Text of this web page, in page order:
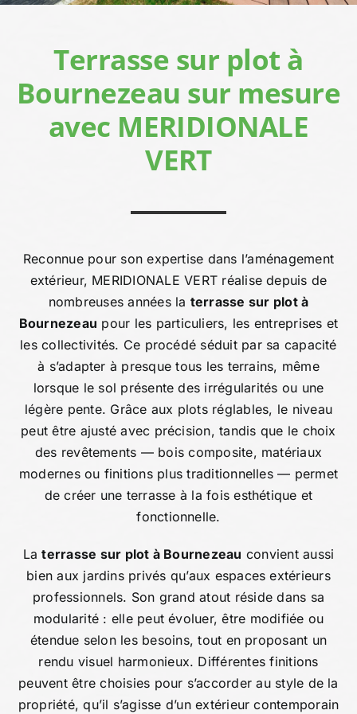
Devis
Terrasse sur plot à
Bournezeau sur mesure
avec MERIDIONALE
VERT
Reconnue pour son expertise dans l’aménagement
extérieur, MERIDIONALE VERT réalise depuis de
nombreuses années la terrasse sur plot à
Bournezeau pour les particuliers, les entreprises et
les collectivités. Ce procédé séduit par sa capacité
à s’adapter à presque tous les terrains, même
lorsque le sol présente des irrégularités ou une
légère pente. Grâce aux plots réglables, le niveau
peut être ajusté avec précision, tandis que le choix
des revêtements — bois composite, matériaux
modernes ou finitions plus traditionnelles — permet
de créer une terrasse à la fois esthétique et
fonctionnelle.
Laterrasse sur plot à Bournezeau convient aussi
bien aux jardins privés qu’aux espaces extérieurs
professionnels. Son grand atout réside dans sa
modularité : elle peut évoluer, être modifiée ou
étendue selon les besoins, tout en proposant un
rendu visuel harmonieux. Différentes finitions
peuvent être choisies pour s’accorder au style de la
propriété, qu’il s’agisse d’un extérieur contemporain